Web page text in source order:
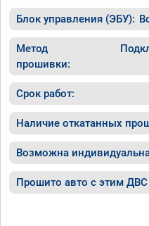
Блок управления (ЭБУ):
Метод
прошивки:
Срок работ:
Наличие откатанных
Возможна
Прошито авто с этим